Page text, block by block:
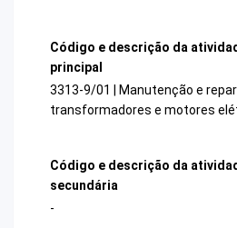
Código e descrição da
principal
3313-9/01 | Manutenção e
transformadores e motores
Código e descrição da
secundária
-